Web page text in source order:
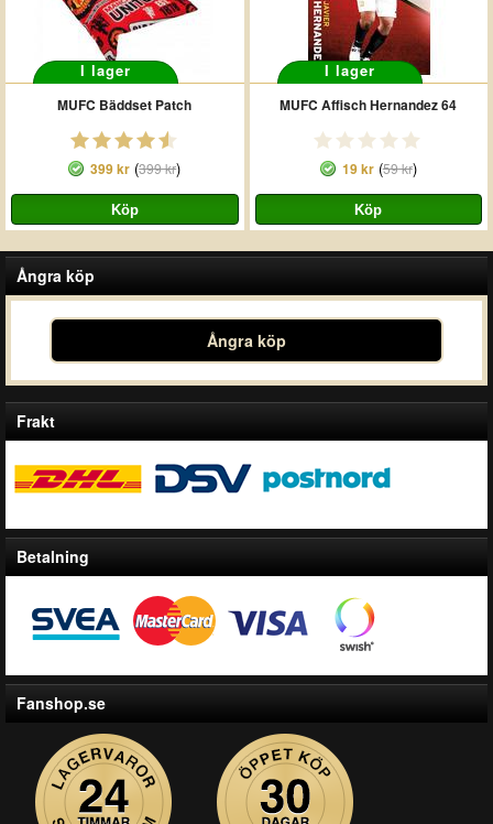
I lager
MUFC Bäddset Patch
399 kr (399 kr)
I lager
MUFC Affisch Hernandez 64
19 kr(59 kr)
Ångra köp
Ångra köp
Frakt
Betalning
Fanshop.se